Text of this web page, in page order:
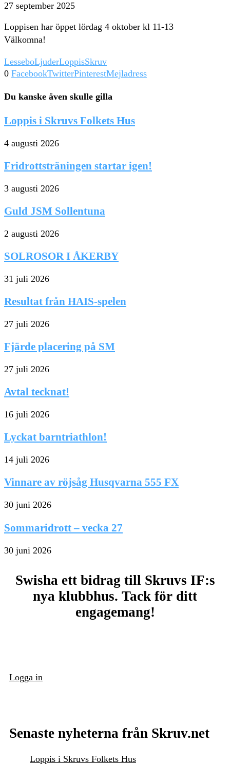
27 september 2025
Loppisen har öppet lördag 4 oktober kl 11-13
Välkomna!
LesseboLjuderLoppisSkruv
0 FacebookTwitterPinterestMejladress
Du kanske även skulle gilla
Loppis i Skruvs Folkets Hus
4 augusti 2026
Fridrottsträningen startar igen!
3 augusti 2026
Guld JSM Sollentuna
2 augusti 2026
SOLROSOR I ÅKERBY
31 juli 2026
Resultat från HAIS-spelen
27 juli 2026
Fjärde placering på SM
27 juli 2026
Avtal tecknat!
16 juli 2026
Lyckat barntriathlon!
14 juli 2026
Vinnare av röjsåg Husqvarna 555 FX
30 juni 2026
Sommaridrott – vecka 27
30 juni 2026
Swisha ett bidrag till Skruvs IF:s
nya klubbhus. Tack för ditt
engagemang!
Logga in
Senaste nyheterna från Skruv.net
Loppis i Skruvs Folkets Hus